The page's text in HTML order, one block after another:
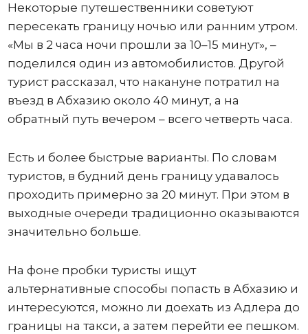
Некоторые путешественники советуют
пересекать границу ночью или ранним утром.
«Мы в 2 часа ночи прошли за 10–15 минут», –
поделился один из автомобилистов. Другой
турист рассказал, что накануне потратил на
въезд в Абхазию около 40 минут, а на
обратный путь вечером – всего четверть часа.
Есть и более быстрые варианты. По словам
туристов, в будний день границу удавалось
проходить примерно за 20 минут. При этом в
выходные очереди традиционно оказываются
значительно больше.
На фоне пробки туристы ищут
альтернативные способы попасть в Абхазию и
интересуются, можно ли доехать из Адлера до
границы на такси, а затем перейти ее пешком.